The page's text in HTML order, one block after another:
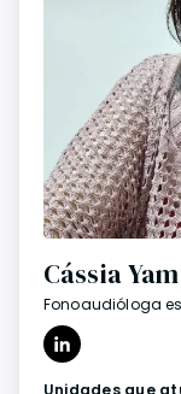
Cássia
Fonoaudióloga
Unidades que